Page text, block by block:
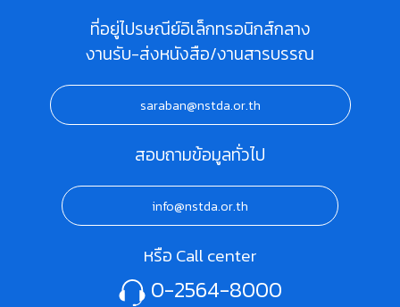
ที่อยู่ไปรษณีย์อิเล็กทรอนิกส์กลาง
งานรับ-ส่งหนังสือ/งานสารบรรณ
saraban@nstda.or.th
สอบถามข้อมูลทั่วไป
info@nstda.or.th
หรือ Call center
0-2564-8000